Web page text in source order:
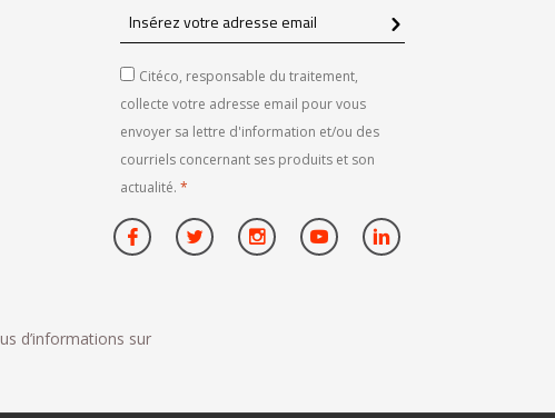
Insérez
votre
adresse
email
Citéco, responsable du traitement,
collecte votre adresse email pour vous
envoyer sa lettre d'information et/ou des
courriels concernant ses produits et son
actualité. *
d’informations sur